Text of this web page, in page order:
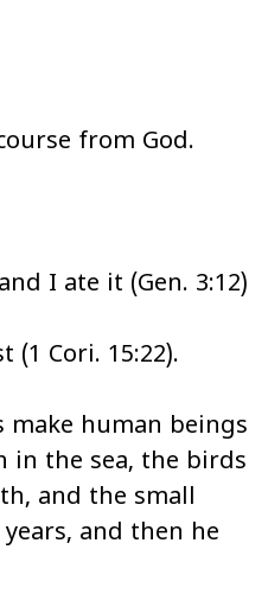
from God.
I ate it (Gen. 3:12)
Cori. 15:22).
make human beings
in the sea, the birds
and the small
and then he